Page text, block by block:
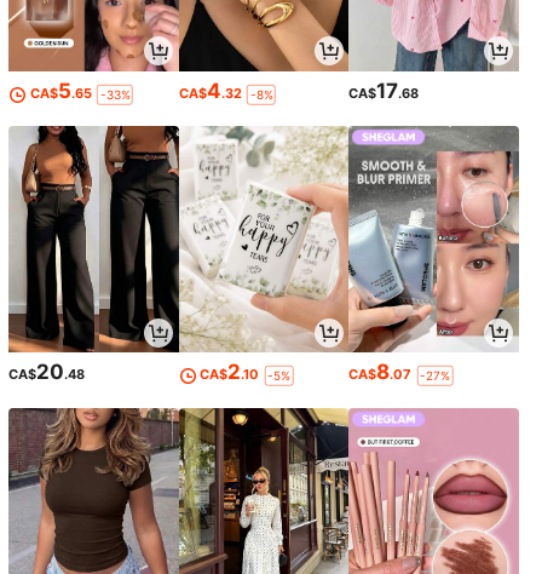
CA$5.65 -33% CA$4.32 -8% CA$17.68
CA$20.48 CA$2.10 -5% CA$8.07 -27%